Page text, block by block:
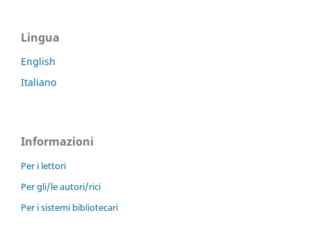
Lingua
English
Italiano
Informazioni
Per i lettori
Per gli/le autori/rici
Per i sistemi bibliotecari